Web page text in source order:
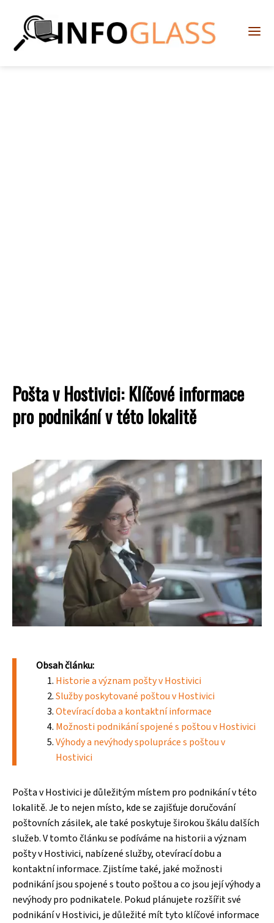
Pošta v Hostivici: Klíčové informace
pro podnikání v této lokalitě
Obsah článku:
Historie a význam pošty v Hostivici
Služby poskytované poštou v Hostivici
Otevírací doba a kontaktní informace
Možnosti podnikání spojené s poštou v Hostivici
Výhody a nevýhody spolupráce s poštou v
Hostivici
Pošta v Hostivici je důležitým místem pro podnikání v této
lokalitě. Je to nejen místo, kde se zajišťuje doručování
poštovních zásilek, ale také poskytuje širokou škálu dalších
služeb. V tomto článku se podíváme na historii a význam
pošty v Hostivici, nabízené služby, otevírací dobu a
kontaktní informace. Zjistíme také, jaké možnosti
podnikání jsou spojené s touto poštou a co jsou její výhody a
nevýhody pro podnikatele. Pokud plánujete rozšířit své
podnikání v Hostivici, je důležité mít tyto klíčové informace